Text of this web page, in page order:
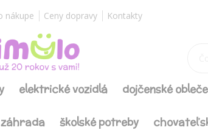
nákupe Ceny dopravy Kontakty
elektrické vozidlá dojčenské
záhrada školské potreby